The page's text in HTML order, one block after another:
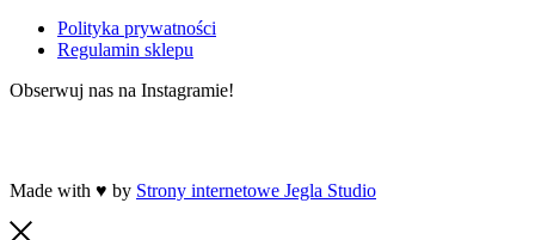
Polityka prywatności
Regulamin sklepu
Obserwuj nas na Instagramie!
Made with ♥ by Strony internetowe Jegla Studio